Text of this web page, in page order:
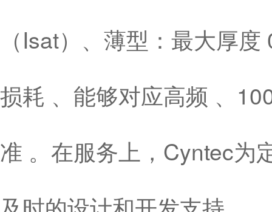
（Isat）、薄型：最大厚
损耗 、能够对应高频 、
准 。在服务上，Cyntec为